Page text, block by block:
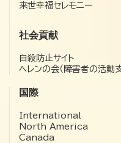
来世幸福セレモニー
社会貢献
自殺防止サイト
ヘレンの会（障害者の活動
国際
International
North America
Canada